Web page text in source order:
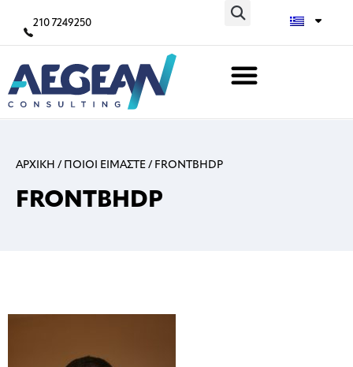
210 7249250
ΑΡΧΙΚΗ / ΠΟΙΟΙ ΕΙΜΑΣΤΕ / FRONTBHDP
FRONTBHDP